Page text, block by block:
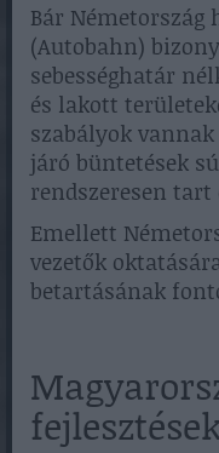
Bár Németország
(Autobahn)
sebességhatár
és lakott
szabályok
járó büntetések
rendszeresen tart
Emellett
vezetők
betartásának